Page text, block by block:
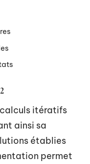
calculs itératifs
ainsi sa
établies
permet